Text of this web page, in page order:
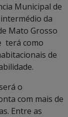
Municipal de
da
Mato Grosso
terá como
de
o
com mais de
Entre as